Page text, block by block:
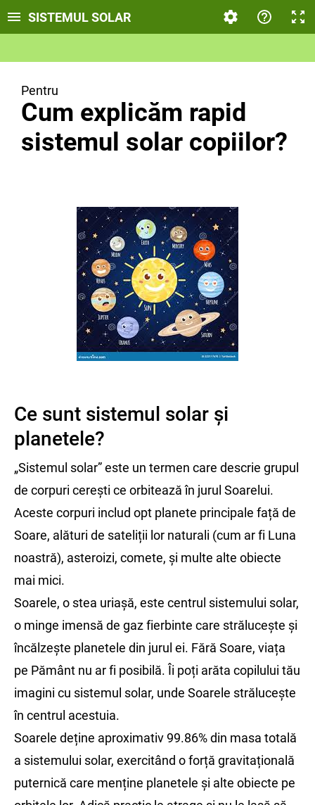
SISTEMUL SOLAR
Pentru
Cum explicăm rapid
sistemul solar copiilor?
Ce sunt sistemul solar și
planetele?
„Sistemul solar” este un termen care descrie grupul
de corpuri cerești ce orbitează în jurul Soarelui.
Aceste corpuri includ opt planete principale față de
Soare, alături de sateliții lor naturali (cum ar fi Luna
noastră), asteroizi, comete, și multe alte obiecte
mai mici.
Soarele, o stea uriașă, este centrul sistemului solar,
o minge imensă de gaz fierbinte care strălucește și
încălzește planetele din jurul ei. Fără Soare, viața
pe Pământ nu ar fi posibilă. Îi poți arăta copilului tău
imagini cu sistemul solar, unde Soarele strălucește
în centrul acestuia.
Soarele deține aproximativ 99.86% din masa totală
a sistemului solar, exercitând o forță gravitațională
puternică care menține planetele și alte obiecte pe